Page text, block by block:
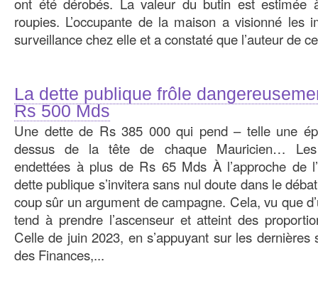
ont été dérobés. La valeur du butin est estimée
roupies. L’occupante de la maison a visionné les
surveillance chez elle et a constaté que l’auteur de
La dette publique frôle
Rs 500 Mds
Une dette de Rs 385 000 qui pend – telle une
dessus de la tête de chaque Mauricien… Les
endettées à plus de Rs 65 Mds À l’approche de
dette publique s’invitera sans nul doute dans le
coup sûr un argument de campagne. Cela, vu que
tend à prendre l’ascenseur et atteint des
Celle de juin 2023, en s’appuyant sur les dernières
des Finances,...